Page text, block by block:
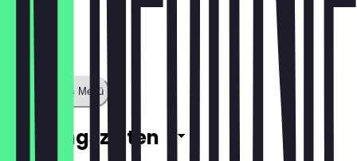
Zeige ganzes Menü
Öffnungszeiten